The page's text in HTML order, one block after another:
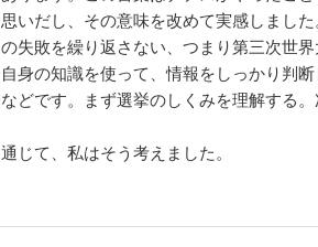
いだし、その意味を改めて実感しました
失敗を繰り返さない、つまり第三次世
身の知識を使って、情報をしっかり判
どです。まず選挙のしくみを理解する
じて、私はそう考えました。